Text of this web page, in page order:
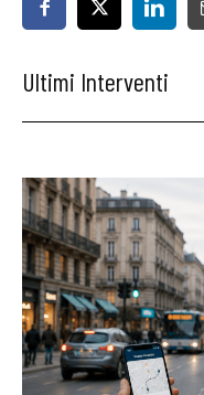
Ultimi Interventi